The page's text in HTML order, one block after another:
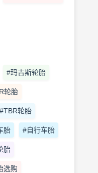
#玛吉斯轮胎
轮胎
#TBR轮胎
胎 #自行车胎
胎
选购